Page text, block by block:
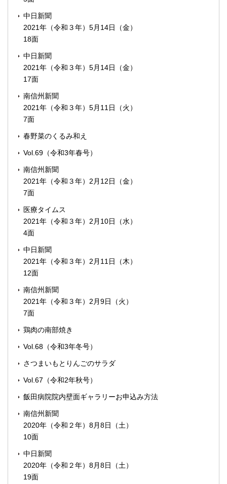
中日新聞
2021年（令和３年）5月14日（金）
18面
中日新聞
2021年（令和３年）5月14日（金）
17面
南信州新聞
2021年（令和３年）5月11日（火）
7面
春野菜のくるみ和え
Vol.69（令和3年春号）
南信州新聞
2021年（令和３年）2月12日（金）
7面
医療タイムス
2021年（令和３年）2月10日（水）
4面
中日新聞
2021年（令和３年）2月11日（木）
12面
南信州新聞
2021年（令和３年）2月9日（火）
7面
鶏肉の南部焼き
Vol.68（令和3年冬号）
さつまいもとりんごのサラダ
Vol.67（令和2年秋号）
飯田病院院内壁面ギャラリーお申込み方法
南信州新聞
2020年（令和２年）8月8日（土）
10面
中日新聞
2020年（令和２年）8月8日（土）
19面